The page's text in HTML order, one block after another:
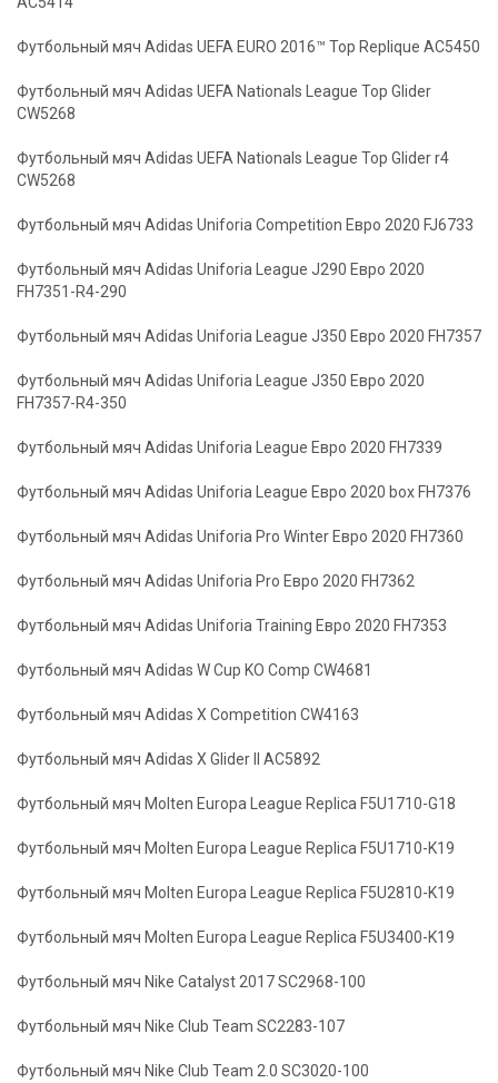
Футбольный мяч Adidas UEFA EURO 2016™ Top Replique AC5450
Футбольный мяч Adidas UEFA Nationals League Top Glider
CW5268
Футбольный мяч Adidas UEFA Nationals League Top Glider r4
CW5268
Футбольный мяч Adidas Uniforia Competition Евро 2020 FJ6733
Футбольный мяч Adidas Uniforia League J290 Евро 2020
FH7351-R4-290
Футбольный мяч Adidas Uniforia League J350 Евро 2020 FH7357
Футбольный мяч Adidas Uniforia League J350 Евро 2020
FH7357-R4-350
Футбольный мяч Adidas Uniforia League Евро 2020 FH7339
Футбольный мяч Adidas Uniforia League Евро 2020 box FH7376
Футбольный мяч Adidas Uniforia Pro Winter Евро 2020 FH7360
Футбольный мяч Adidas Uniforia Pro Евро 2020 FH7362
Футбольный мяч Adidas Uniforia Training Евро 2020 FH7353
Футбольный мяч Adidas W Cup KO Comp CW4681
Футбольный мяч Adidas X Competition CW4163
Футбольный мяч Adidas X Glider II AC5892
Футбольный мяч Molten Europa League Replica F5U1710-G18
Футбольный мяч Molten Europa League Replica F5U1710-K19
Футбольный мяч Molten Europa League Replica F5U2810-K19
Футбольный мяч Molten Europa League Replica F5U3400-K19
Футбольный мяч Nike Catalyst 2017 SC2968-100
Футбольный мяч Nike Club Team SC2283-107
Футбольный мяч Nike Club Team 2.0 SC3020-100